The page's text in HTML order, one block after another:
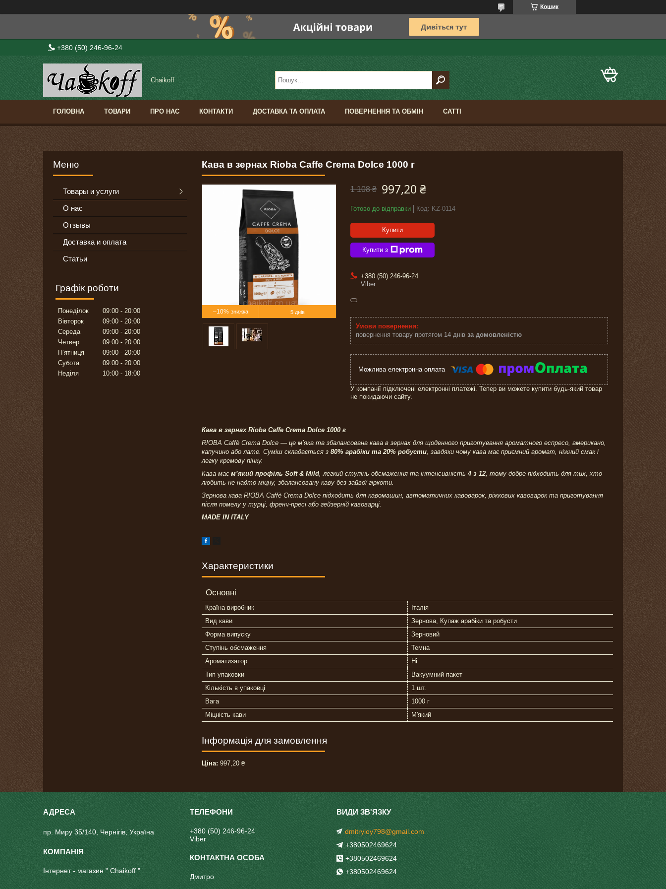
Кошик
+380 (50) 246-96-24
Сhaikoff
ГОЛОВНА ТОВАРИ ПРО НАС КОНТАКТИ ДОСТАВКА ТА ОПЛАТА ПОВЕРНЕННЯ ТА ОБМІН САТТІ
Кава в зернах Rioba Caffe Crema Dolce 1000 г
–10% 5 днів
1 108 ₴ 997,20 ₴
Готово до відправки Код: KZ-0114
Купити
Купити з
+380 (50) 246-96-24
Viber
повернення товару протягом 14 днів за домовленістю
У компанії підключені електронні платежі. Тепер ви можете купити будь-який товар
не покидаючи сайту.
Кава в зернах Rioba Caffe Crema Dolce 1000 г
RIOBA Caffè Crema Dolce — це м’яка та збалансована кава в зернах для щоденного приготування ароматного еспресо, американо,
капучино або лате. Суміш складається з 80% арабіки та 20% робусти , завдяки чому кава має приємний аромат, ніжний смак і
легку кремову пінку.
Кава має м’який профіль Soft & Mild , легкий ступінь обсмаження та інтенсивність 4 з 12 , тому добре підходить для тих, хто
любить не надто міцну, збалансовану каву без зайвої гіркоти.
Зернова кава RIOBA Caffè Crema Dolce підходить для кавомашин, автоматичних кавоварок, ріжкових кавоварок та приготування
після помелу у турці, френч-пресі або гейзерній кавоварці.
MADE IN ITALY
Характеристики
Основні
Країна виробник
Італія
Вид кави
Зернова, Купаж арабіки та робусти
Форма випуску
Зерновий
Ступінь обсмаження
Темна
Ароматизатор
Ні
Тип упаковки
Вакуумний пакет
Кількість в упаковці
1 шт.
Вага
1000 г
Міцність кави
М'який
Інформація для замовлення
Ціна: 997,20 ₴
Товары и услуги
О нас
Отзывы
Доставка и оплата
Статьи
Графік роботи
Понеділок 09:00
20:00
Вівторок
09:00
20:00
Середа
09:00
20:00
Четвер
09:00
20:00
Пʼятниця
09:00
20:00
Субота
09:00
20:00
Неділя
10:00 18:00
пр. Миру 35/140, Чернігів, Україна
Інтернет - магазин " Chaikoff "
+380 (50) 246-96-24
Viber
Дмитро
dmitryloy798@gmail.com
+380502469624
+380502469624
+380502469624